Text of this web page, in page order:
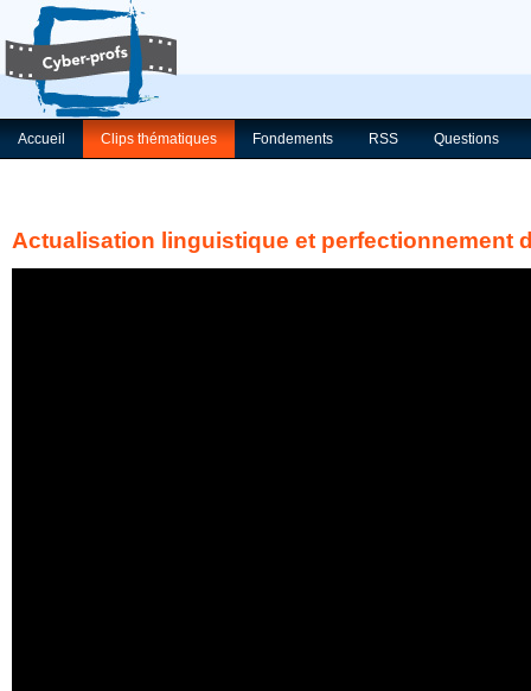
Accueil Clips thématiques Fondements RSS Questions
Actualisation linguistique et perfectionnement